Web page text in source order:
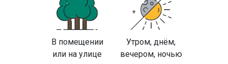
В помещении
или на улице
Утром, днём,
вечером, ночью